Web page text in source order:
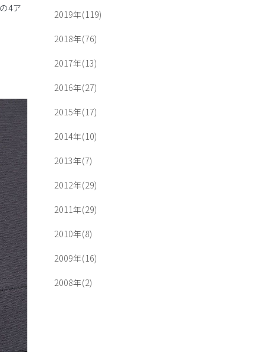
4ア
2019年(119)
2018年(76)
2017年(13)
2016年(27)
2015年(17)
2014年(10)
2013年(7)
2012年(29)
2011年(29)
2010年(8)
2009年(16)
2008年(2)